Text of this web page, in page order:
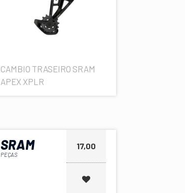
CAMBIO TRASEIRO SRAM
APEX XPLR
SRAM
PEÇAS
17,00